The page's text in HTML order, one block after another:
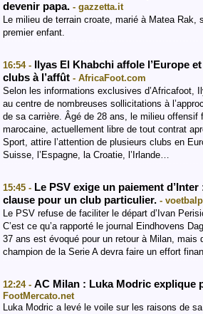
devenir papa. - gazzetta.it
Le milieu de terrain croate, marié à Matea Rak,
premier enfant.
16:54 -
Ilyas El Khabchi affole l’Europe
clubs à l’affût - AfricaFoot.com
Selon les informations exclusives d’Africafoot,
au centre de nombreuses sollicitations à
de sa carrière. Âgé de 28 ans, le milieu offensif
marocaine, actuellement libre de tout contrat
Sport, attire l’attention de plusieurs clubs en
Suisse, l’Espagne, la Croatie, l’Irlande…
15:45 - Le PSV exige un paiement
clause pour un club particulier. -
Le PSV refuse de faciliter le départ d’Ivan
C’est ce qu’a rapporté le journal Eindhovens
37 ans est évoqué pour un retour à Milan, mais
champion de la Serie A devra faire un effort
12:24 - AC Milan : Luka Modric explique
FootMercato.net
Luka Modric a levé le voile sur les raisons de